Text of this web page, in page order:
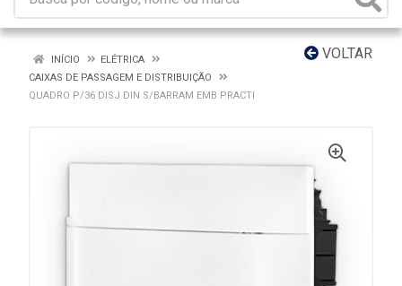
VOLTAR
INÍCIO
ELÉTRICA
CAIXAS DE PASSAGEM E DISTRIBUIÇÃO
QUADRO P/36 DISJ DIN S/BARRAM EMB PRACTI